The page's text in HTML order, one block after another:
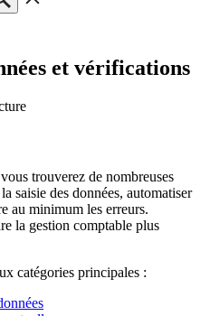
et vérifications
trouverez de nombreuses
saisie des données, automatiser
au minimum les erreurs.
la gestion comptable plus
catégories principales :